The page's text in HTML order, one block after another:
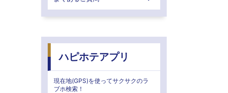
ハピホテアプリ
現在地(GPS)を使ってサクサクのラ
ブホ検索！